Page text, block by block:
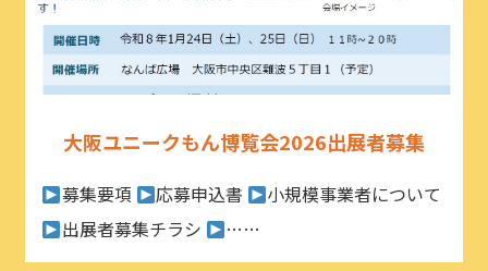
大阪ユニークもん博覧会2026出展者募集
募集要項 応募申込書
小規模事業者について
出展者募集チラシ
……